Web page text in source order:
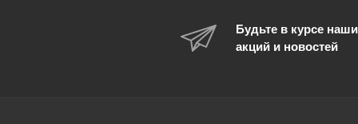
Будьте в курсе
акций и новостей